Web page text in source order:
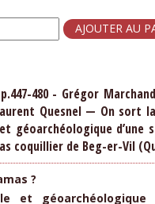
480 - Grégor
Quesnel — On sort
géoarchéologique d’une
coquillier de Beg-er-Vil
?
et